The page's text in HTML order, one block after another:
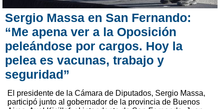
Sergio Massa en San Fernando:
“Me apena ver a la Oposición
peleándose por cargos. Hoy la
pelea es vacunas, trabajo y
seguridad”
El presidente de la Cámara de Diputados, Sergio Massa,
participó junto al gobernador de la provincia de Buenos